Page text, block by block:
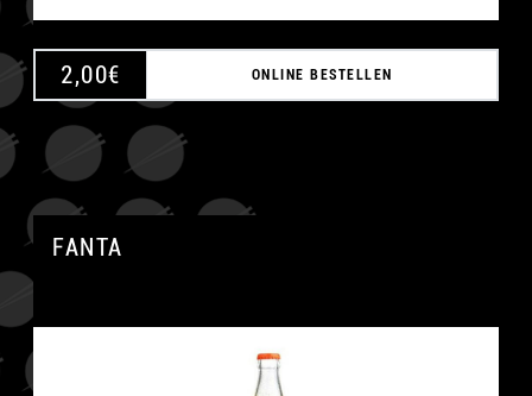
2,00€ ONLINE BESTELLEN
FANTA